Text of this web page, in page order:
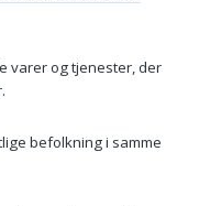
varer og tjenester, der
befolkning i samme